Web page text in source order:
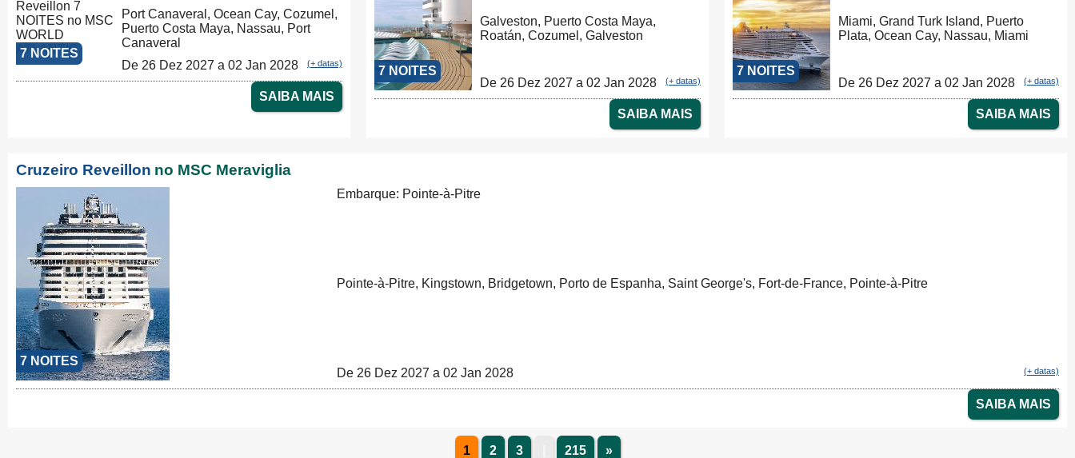
7 NOITES
Port Canaveral, Ocean Cay, Cozumel,
Puerto Costa Maya, Nassau, Port
Canaveral
De 26 Dez 2027 a 02 Jan 2028
(+ datas)
SAIBA MAIS
7 NOITES
Galveston, Puerto Costa Maya,
Roatán, Cozumel, Galveston
De 26 Dez 2027 a 02 Jan 2028 (+ datas)
SAIBA MAIS
7 NOITES
Miami, Grand Turk Island, Puerto
Plata, Ocean Cay, Nassau, Miami
De 26 Dez 2027 a 02 Jan 2028 (+ datas)
SAIBA MAIS
Cruzeiro Reveillon no MSC Meraviglia
7 NOITES
Embarque: Pointe-à-Pitre
Pointe-à-Pitre, Kingstown, Bridgetown, Porto de Espanha, Saint George's, Fort-de-France, Pointe-à-Pitre
De 26 Dez 2027 a 02 Jan 2028 (+ datas)
SAIBA MAIS
1 2 3 215 »